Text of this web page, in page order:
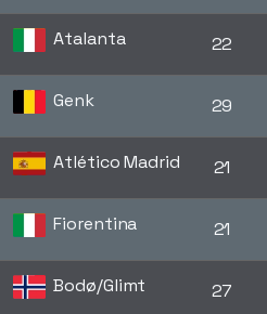
Atalanta 22
Genk 29
Atlético Madrid 21
Fiorentina 21
Bodø/Glimt 27